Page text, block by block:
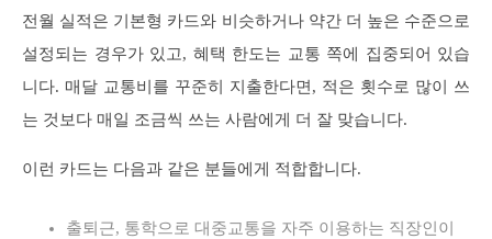
전월 실적은 기본형 카드와 비슷하거나 약간 더 높은 수준으로
설정되는 경우가 있고, 혜택 한도는 교통 쪽에 집중되어 있습
니다. 매달 교통비를 꾸준히 지출한다면, 적은 횟수로 많이 쓰
는 것보다 매일 조금씩 쓰는 사람에게 더 잘 맞습니다.
이런 카드는 다음과 같은 분들에게 적합합니다.
출퇴근, 통학으로 대중교통을 자주 이용하는 직장인이